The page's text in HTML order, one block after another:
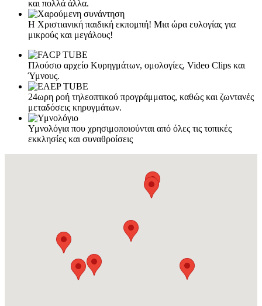
και πολλά άλλα.
Η Χριστιανική παιδική εκπομπή! Μια ώρα ευλογίας για
μικρούς και μεγάλους!
Πλούσιο αρχείο Κυρηγμάτων, ομολογίες, Video Clips και
Ύμνους.
24ωρη ροή τηλεοπτικού προγράμματος, καθώς και ζωντανές
μεταδόσεις κηρυγμάτων.
Υμνολόγια που χρησιμοποιούνται από όλες τις τοπικές
εκκλησίες και συναθροίσεις